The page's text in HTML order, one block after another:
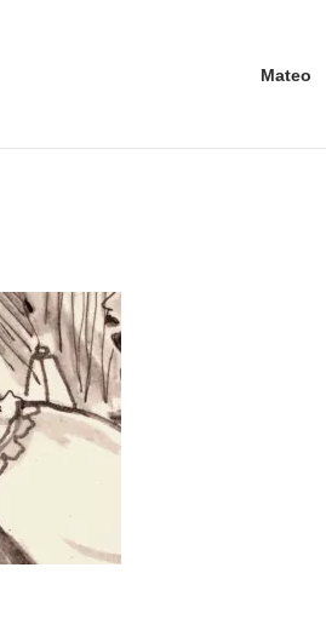
Mateo